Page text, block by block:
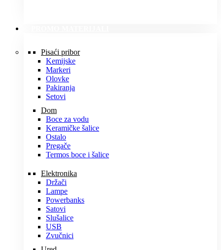
Pisaći pribor
Kemijske
Markeri
Olovke
Pakiranja
Setovi
Dom
Boce za vodu
Keramičke šalice
Ostalo
Pregače
Termos boce i šalice
Elektronika
Držači
Lampe
Powerbanks
Satovi
Slušalice
USB
Zvučnici